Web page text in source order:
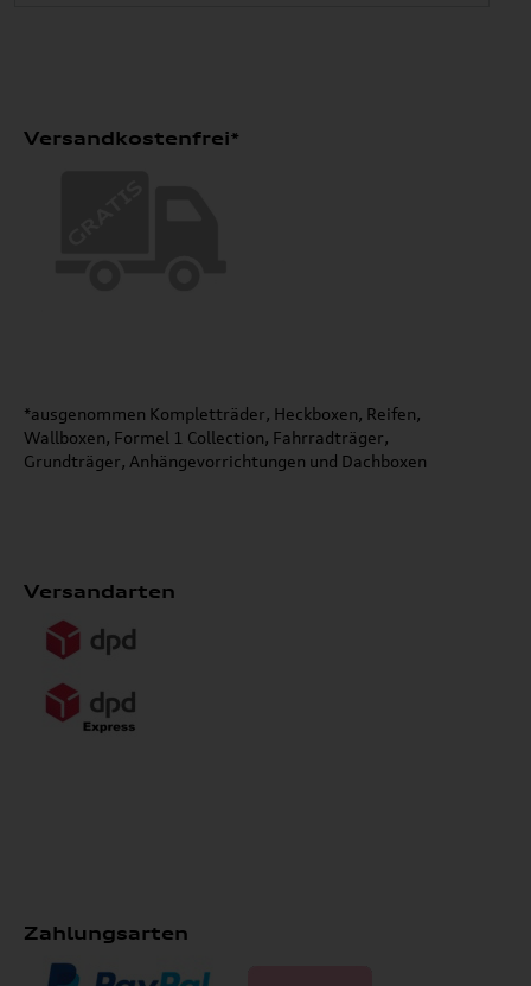
Versandkostenfrei*
*ausgenommen Kompletträder, Heckboxen, Reifen,
Wallboxen, Formel 1 Collection, Fahrradträger,
Grundträger, Anhängevorrichtungen und Dachboxen
Versandarten
Zahlungsarten